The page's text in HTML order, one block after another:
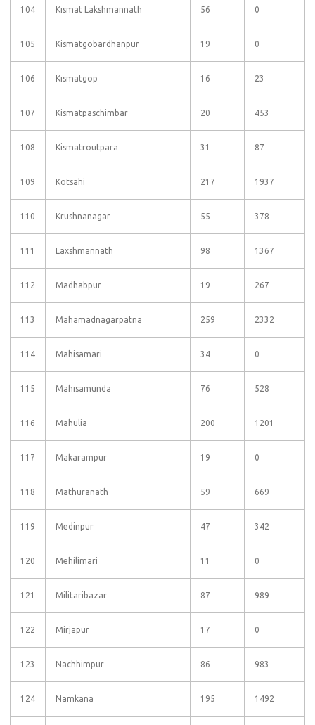
104 Kismat Lakshmannath 56 0
105 Kismatgobardhanpur 19 0
106 Kismatgop 16 23
107 Kismatpaschimbar 20 453
108 Kismatroutpara 31 87
109 Kotsahi 217 1937
110 Krushnanagar 55 378
111 Laxshmannath 98 1367
112 Madhabpur 19 267
113 Mahamadnagarpatna 259 2332
114 Mahisamari 34 0
115 Mahisamunda 76 528
116 Mahulia 200 1201
117 Makarampur 19 0
118 Mathuranath 59 669
119 Medinpur 47 342
120 Mehilimari 11 0
121 Militaribazar 87 989
122 Mirjapur 17 0
123 Nachhimpur 86 983
124 Namkana 195 1492